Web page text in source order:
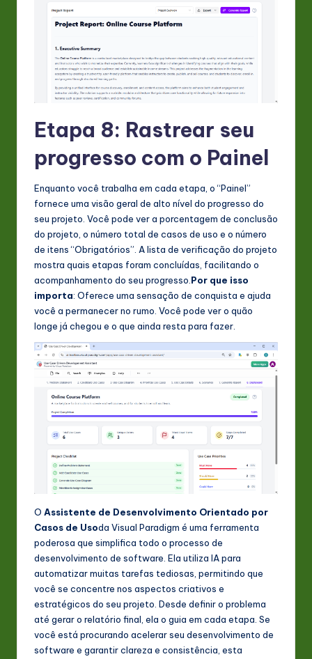
Etapa 8: Rastrear seu
progresso com o Painel
Enquanto você trabalha em cada etapa, o “Painel”
fornece uma visão geral de alto nível do progresso do
seu projeto. Você pode ver a porcentagem de conclusão
do projeto, o número total de casos de uso e o número
de itens “Obrigatórios”. A lista de verificação do projeto
mostra quais etapas foram concluídas, facilitando o
acompanhamento do seu progresso. Por que isso
importa: Oferece uma sensação de conquista e ajuda
você a permanecer no rumo. Você pode ver o quão
longe já chegou e o que ainda resta para fazer.
O Assistente de Desenvolvimento Orientado por
Casos de Usoda Visual Paradigm é uma ferramenta
poderosa que simplifica todo o processo de
desenvolvimento de software. Ela utiliza IA para
automatizar muitas tarefas tediosas, permitindo que
você se concentre nos aspectos criativos e
estratégicos do seu projeto. Desde definir o problema
até gerar o relatório final, ela o guia em cada etapa. Se
você está procurando acelerar seu desenvolvimento de
software e garantir clareza e consistência, esta